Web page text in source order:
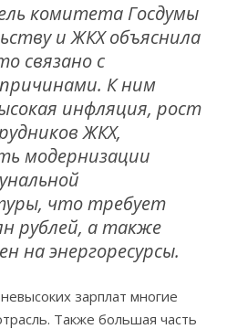
комитета Госдумы
и ЖКХ объяснила
связано с
К ним
инфляция, рост
ЖКХ,
модернизации
что требует
рублей, а также
на энергоресурсы.
зарплат многие
Также большая часть